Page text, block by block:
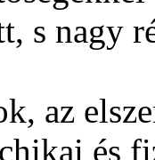
s nagy
az
és